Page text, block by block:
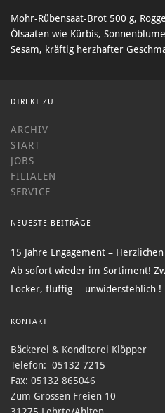
FINDEN
Mohr-Rübensaat-Brot 500 g,
Ölsaaten wie Kürbis,
Sesam, kräftig herzhafter
DIREKT ZU
ARCHIV
START
JOBS
FILIALEN
SERVICE
NEUESTE BEITRÄGE
15 Jahre Engagement –
Ab sofort wieder im Sortiment!
Locker, fluffig… unwiderstehlich !
KONTAKT
Bäckerei & Konditorei Klöpper
Telefon: 05132 7215
Fax: 05132 865046
Zum Grossen Freien 10